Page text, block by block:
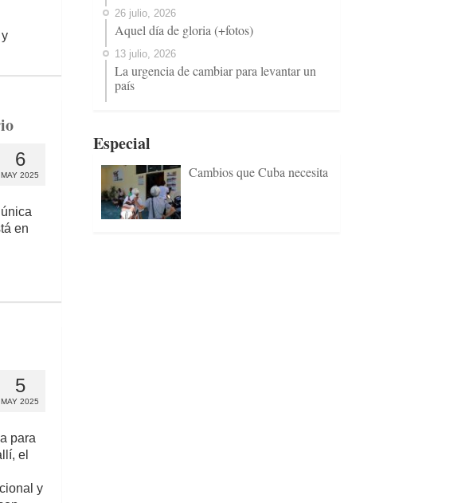
6
MAY 2025
en
5
MAY 2025
para
el
y
26 julio, 2026
Aquel día de gloria (+fotos)
13 julio, 2026
La urgencia de cambiar para levantar un
país
Especial
Cambios que Cuba necesita